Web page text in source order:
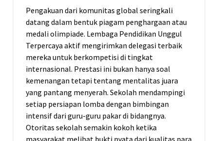
Pengakuan dari komunitas global seringkali
datang dalam bentuk piagam penghargaan atau
medali olimpiade. Lembaga Pendidikan Unggul
Terpercaya aktif mengirimkan delegasi terbaik
mereka untuk berkompetisi di tingkat
internasional. Prestasi ini bukan hanya soal
kemenangan tetapi tentang mentalitas juara
yang pantang menyerah. Sekolah mendampingi
setiap persiapan lomba dengan bimbingan
intensif dari guru-guru pakar di bidangnya.
Otoritas sekolah semakin kokoh ketika